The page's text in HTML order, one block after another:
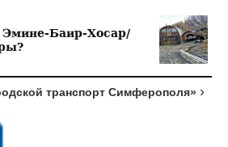
Эмине-Баир-Хосар/
транспорт Симферополя»